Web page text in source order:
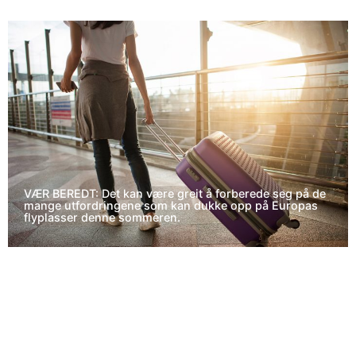
VÆR BEREDT: Det kan være greit å forberede seg på de
mange utfordringene som kan dukke opp på Europas
flyplasser denne sommeren.